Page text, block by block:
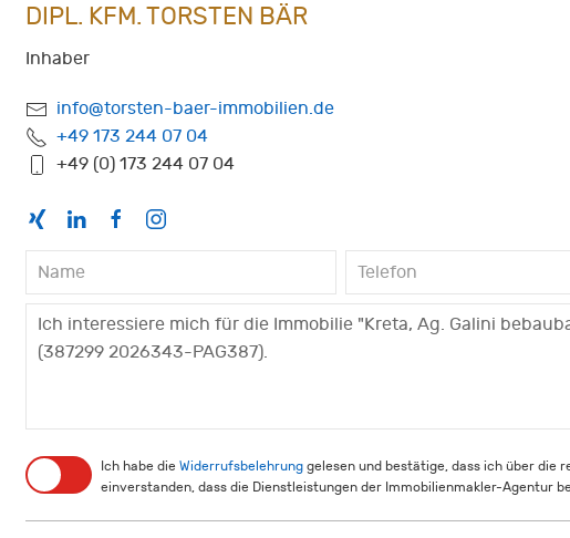
DIPL. KFM. TORSTEN BÄR
Inhaber
info@torsten-baer-immobilien.de
+49 173 244 07 04
+49 (0) 173 244 07 04
Ich habe die Widerrufsbelehrung gelesen und bestätige, dass ich über die
einverstanden, dass die Dienstleistungen der Immobilienmakler-Agentur